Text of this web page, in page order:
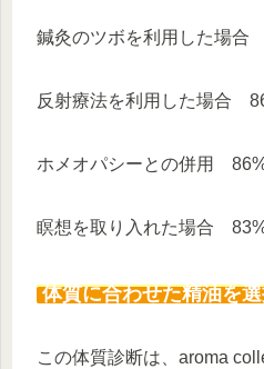
鍼灸のツボを利用した場
反射療法を利用した場合
ホメオパシーとの併用
瞑想を取り入れた場合
体質に合わせた精油を
この体質診断は、aroma